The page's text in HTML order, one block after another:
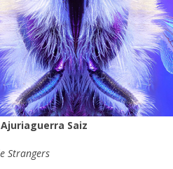
Saiz
Strangers